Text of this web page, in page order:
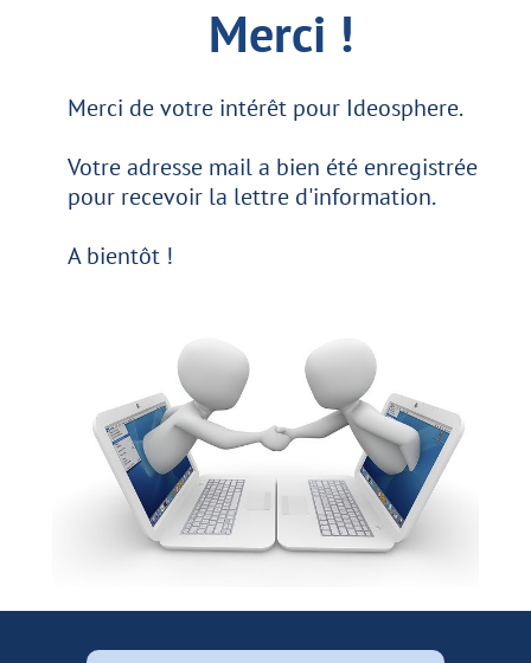
Merci !
Merci de votre intérêt pour Ideosphere.
Votre adresse mail a bien été enregistrée
pour recevoir la lettre d'information.
A bientôt !